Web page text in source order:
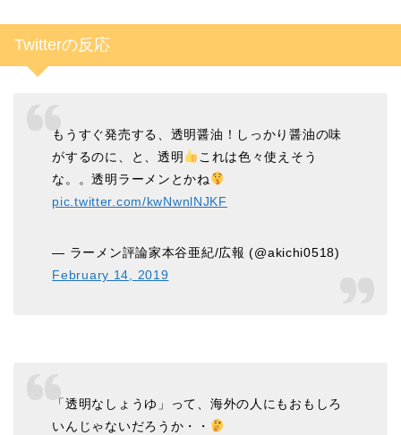
Twitterの反応
もうすぐ発売する、透明醤油！しっかり醤油の味
がするのに、と、透明
これは色々使えそう
な。。透明ラーメンとかね
pic.twitter.com/kwNwnlNJKF
— ラーメン評論家本谷亜紀/広報 (@akichi0518)
February 14, 2019
「透明なしょうゆ」って、海外の人にもおもしろ
いんじゃないだろうか・・